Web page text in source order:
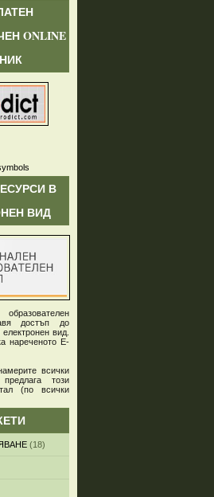
ONLINE
В
ВИД
достъп до
вид.
нареченото Е-
всички
този
(по всички
(18)